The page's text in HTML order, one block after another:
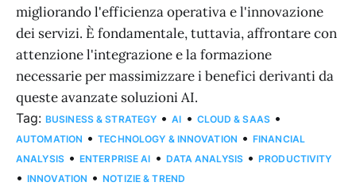
migliorando l'efficienza operativa e l'innovazione
dei servizi. È fondamentale, tuttavia, affrontare con
attenzione l'integrazione e la formazione
necessarie per massimizzare i benefici derivanti da
queste avanzate soluzioni AI.
Tag: BUSINESS & STRATEGY • AI • CLOUD & SAAS •
AUTOMATION • TECHNOLOGY & INNOVATION • FINANCIAL
ANALYSIS • ENTERPRISE AI • DATA ANALYSIS • PRODUCTIVITY
• INNOVATION • NOTIZIE & TREND